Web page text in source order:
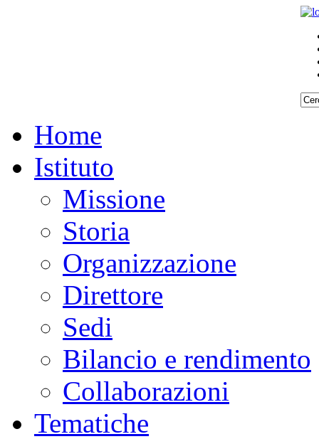
Home
Istituto
Missione
Storia
Organizzazione
Direttore
Sedi
Bilancio e rendimento
Collaborazioni
Tematiche